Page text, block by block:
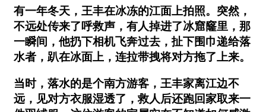
有一年冬天，王丰在冰冻的江面上拍照。突然，
不远处传来了呼救声，有人掉进了冰窟窿里，那
一瞬间，他扔下相机飞奔过去，扯下围巾递给落
水者，趴在冰面上，连拉带拽将对方拖了上来。
当时，落水的是个南方游客，王丰家离江边不
远，见对方衣服湿透了，救人后还跑回家取来一